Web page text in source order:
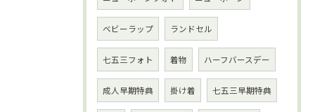
ベビーラップ ランドセル
七五三フォト 着物 ハーフバースデー
成人早期特典 掛け着 七五三早期特典